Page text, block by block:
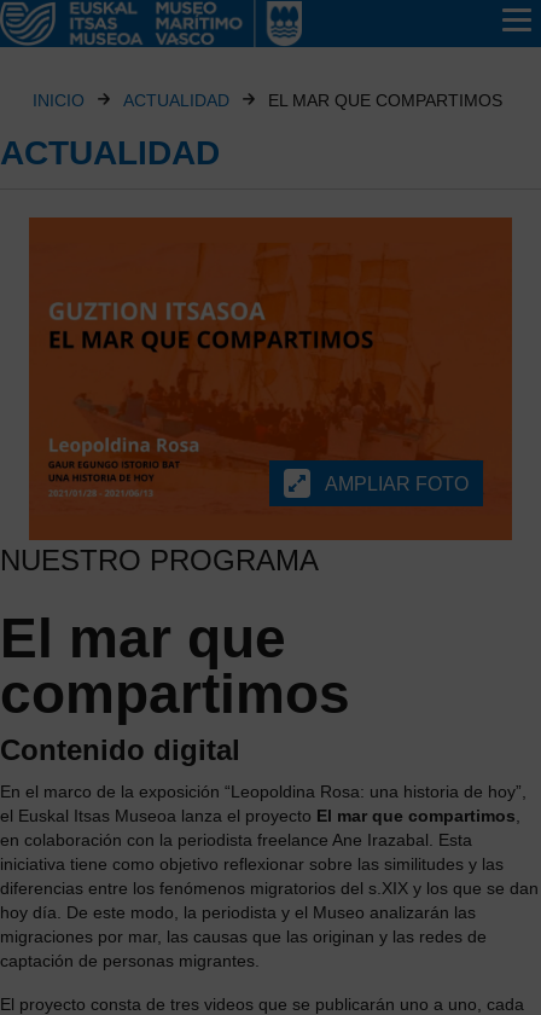
INICIO ACTUALIDAD EL MAR QUE COMPARTIMOS
ACTUALIDAD
NUESTRO PROGRAMA
El mar que
compartimos
Contenido digital
En el marco de la exposición “Leopoldina Rosa: una historia de hoy”,
el Euskal Itsas Museoa lanza el proyecto El mar que compartimos
en colaboración con la periodista freelance Ane Irazabal. Esta
iniciativa tiene como objetivo reflexionar sobre las similitudes y las
diferencias entre los fenómenos migratorios del s.XIX y los que se dan
hoy día. De este modo, la periodista y el Museo analizarán las
migraciones por mar, las causas que las originan y las redes de
captación de personas migrantes.
El proyecto consta de tres videos que se publicarán uno a uno, cada
AMPLIAR FOTO